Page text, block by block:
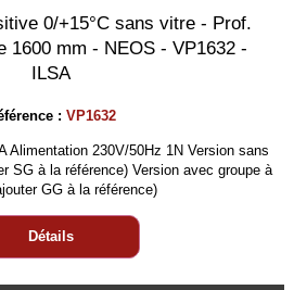
0/+15°C sans vitre - Prof.
1600 mm - NEOS - VP1632 -
ILSA
: VP1632
Alimentation 230V/50Hz 1N Version sans
SG à la référence) Version avec groupe à
GG à la référence)
Détails